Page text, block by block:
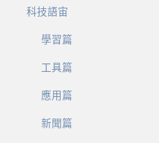
科技語宙
學習篇
工具篇
應用篇
新聞篇